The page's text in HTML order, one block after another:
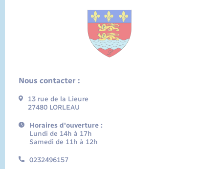
Nous contacter :
13 rue de la Lieure
27480 LORLEAU
Horaires d'ouverture :
Lundi de 14h à 17h
Samedi de 11h à 12h
0232496157